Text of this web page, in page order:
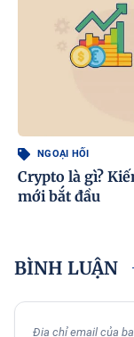
NGOẠI HỐI
Crypto là gì?
mới bắt đầu
BÌNH LUẬN
Địa chỉ email của